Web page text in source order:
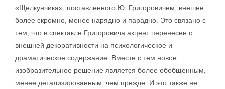
«Щелкунчика», поставленного Ю. Григоровичем, внешне
более скромно, менее нарядно и парадно. Это связано с
тем, что в спектакле Григоровича акцент перенесен с
внешней декоративности на психологическое и
драматическое содержание. Вместе с тем новое
изобразительное решение является более обобщенным,
менее детализированным, чем прежде. И это также не